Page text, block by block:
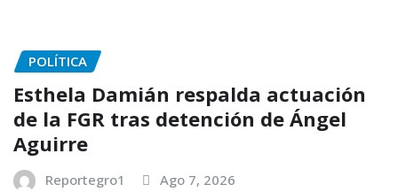
POLÍTICA
Esthela Damián respalda actuación
de la FGR tras detención de Ángel
Aguirre
Reportegro1 Ago 7, 2026